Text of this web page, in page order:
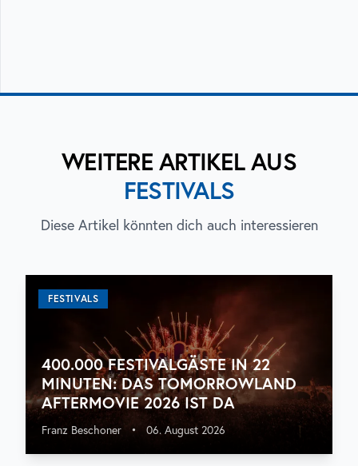
WEITERE ARTIKEL AUS
FESTIVALS
Diese Artikel könnten dich auch interessieren
FESTIVALS
400.000 FESTIVALGÄSTE IN 22
MINUTEN: DAS TOMORROWLAND
AFTERMOVIE 2026 IST DA
Franz Beschoner • 06. August 2026